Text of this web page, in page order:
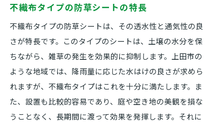
不織布タイプの防草シートの特長
不織布タイプの防草シートは、その透水性と通気性の良
さが特長です。このタイプのシートは、土壌の水分を保
ちながら、雑草の発生を効果的に抑制します。上田市の
ような地域では、降雨量に応じた水はけの良さが求めら
れますが、不織布タイプはこれを十分に満たします。ま
た、設置も比較的容易であり、庭や空き地の美観を損な
うことなく、長期間に渡って効果を発揮します。それに